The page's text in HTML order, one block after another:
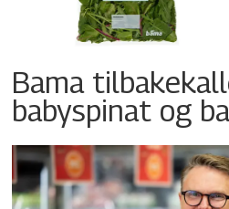
Bama
babyspinat og